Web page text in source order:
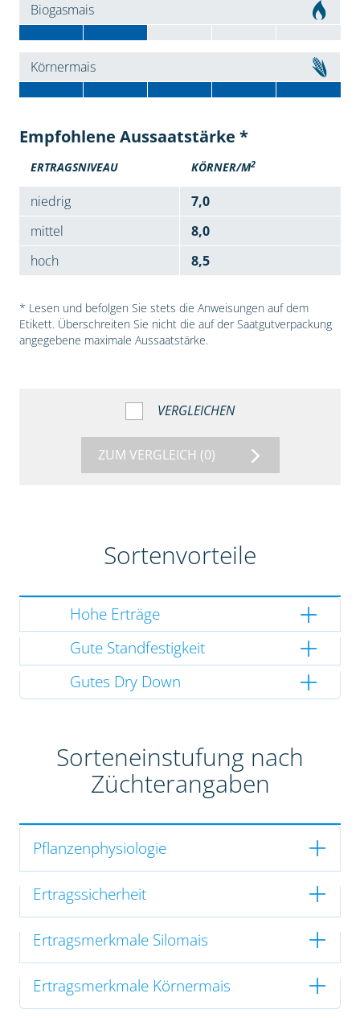
Biogasmais
Körnermais
Empfohlene Aussaatstärke *
ERTRAGSNIVEAU KÖRNER/M2
niedrig
7,0
mittel
8,0
hoch
8,5
* Lesen und befolgen Sie stets die Anweisungen auf dem
Etikett. Überschreiten Sie nicht die auf der Saatgutverpackung
angegebene maximale Aussaatstärke.
VERGLEICHEN
ZUM VERGLEICH (0)
Sortenvorteile
Hohe Erträge
Gute Standfestigkeit
Gutes Dry Down
Sorteneinstufung nach
Züchterangaben
Pflanzenphysiologie
Ertragssicherheit
Ertragsmerkmale Silomais
Ertragsmerkmale Körnermais